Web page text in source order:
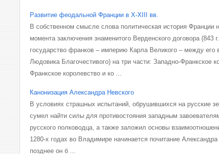
Развитие феодальной Франции в Х-ХІІІ вв.
В собственном смысле слова политическая история Франции
момента заключения знаменитого Верденского договора (843
государство франков – империю Карла Великого – между его
Людовика Благочестивого) на три части: Западно-Франкское
Франкское королевство и ко ...
Канонизация Александра Невского
В условиях страшных испытаний, обрушившихся на русские
сумел найти силы для противостояния западным
русского полководца, а также заложил основы
1280-х годах во Владимире начинается почитание Александра
позднее он б ...